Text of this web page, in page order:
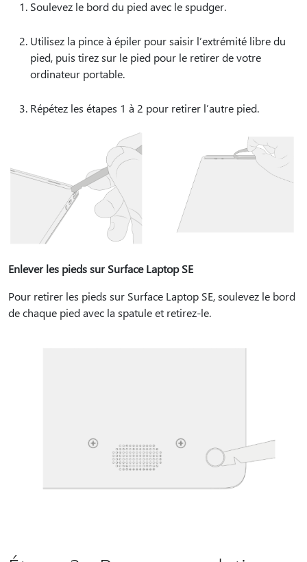
Soulevez le bord du pied avec le spudger.
Utilisez la pince à épiler pour saisir l’extrémité libre du
pied, puis tirez sur le pied pour le retirer de votre
ordinateur portable.
Répétez les étapes 1 à 2 pour retirer l’autre pied.
Enlever les pieds sur Surface Laptop SE
Pour retirer les pieds sur Surface Laptop SE, soulevez le bord
de chaque pied avec la spatule et retirez-le.